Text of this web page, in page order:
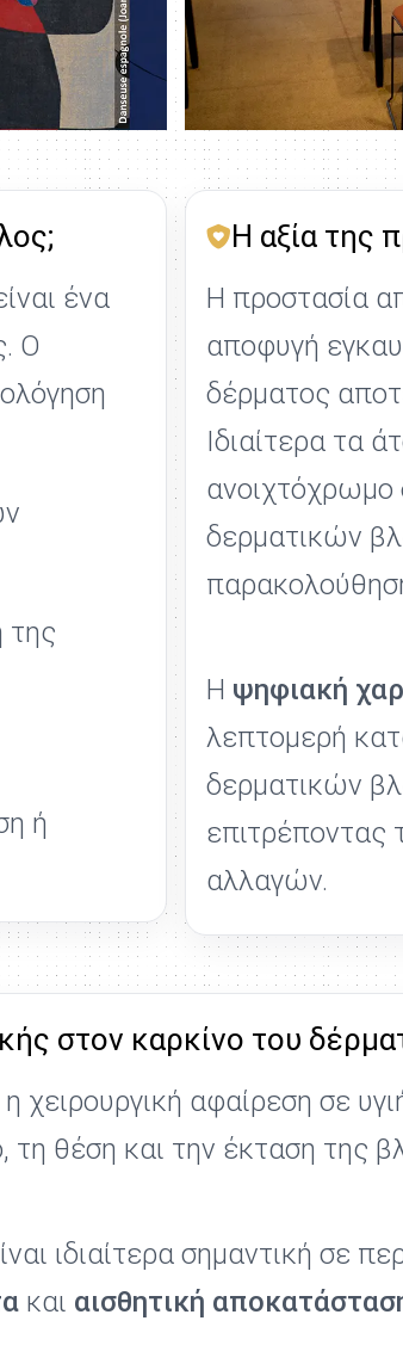
ένα
Ο
της
ή
Η αξία της
Η προστασία
αποφυγή
δέρματος
Ιδιαίτερα τα
ανοιχτόχρωμο
δερματικών
Η ψηφιακή
λεπτομερή
δερματικών
επιτρέποντας
αλλαγών.
στον καρκίνο του
αφαίρεση σε
τη θέση και την έκταση της
ιδιαίτερα σημαντική σε
και αισθητική